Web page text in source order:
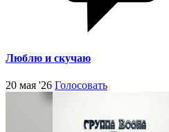
Люблю и скучаю
20 мая '26 Голосовать